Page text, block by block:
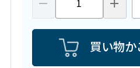
買い物